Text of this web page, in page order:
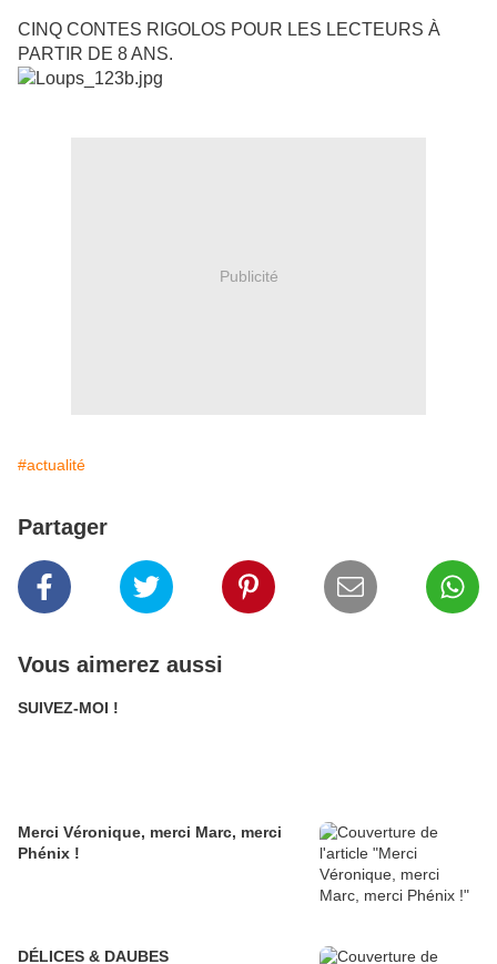
CINQ CONTES RIGOLOS POUR LES LECTEURS À
PARTIR DE 8 ANS.
Publicité
#actualité
Partager
Vous aimerez aussi
SUIVEZ-MOI !
Merci Véronique, merci Marc, merci
Phénix !
DÉLICES & DAUBES